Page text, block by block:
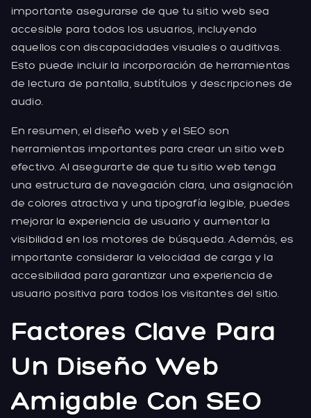
importante asegurarse de que tu sitio web sea
accesible para todos los usuarios, incluyendo
aquellos con discapacidades visuales o auditivas.
Esto puede incluir la incorporación de herramientas
de lectura de pantalla, subtítulos y descripciones de
audio.
En resumen, el diseño web y el SEO son
herramientas importantes para crear un sitio web
efectivo. Al asegurarte de que tu sitio web tenga
una estructura de navegación clara, una asignación
de colores atractiva y una tipografía legible, puedes
mejorar la experiencia de usuario y aumentar la
visibilidad en los motores de búsqueda. Además, es
importante considerar la velocidad de carga y la
accesibilidad para garantizar una experiencia de
usuario positiva para todos los visitantes del sitio.
Factores Clave Para
Un Diseño Web
Amigable Con SEO